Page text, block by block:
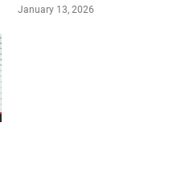
January 13, 2026